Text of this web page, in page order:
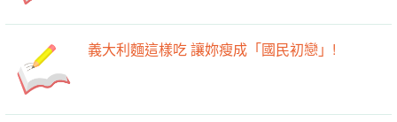
義大利麵這樣吃 讓妳瘦成「國民初戀」!